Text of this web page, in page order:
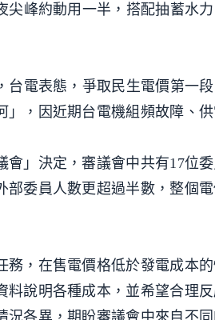
尖峰約動用一半，搭配抽蓄水
台電表態，爭取民生電價第一
，因近期台電機組頻故障、
」決定，審議會中共有17位
委員人數更超過半數，整個
，在售電價格低於發電成本
說明各種成本，並希望合理
各異，期盼審議會中來自不